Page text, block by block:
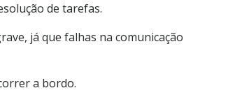
de tarefas.
já que falhas na comunicação
a bordo.